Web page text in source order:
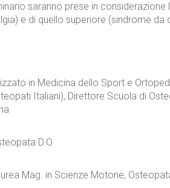
saranno prese in
e di quello superiore (sindrome
in Medicina dello Sport e
Italiani), Direttore Scuola di
D.O
Mag. in Scienze Motorie,